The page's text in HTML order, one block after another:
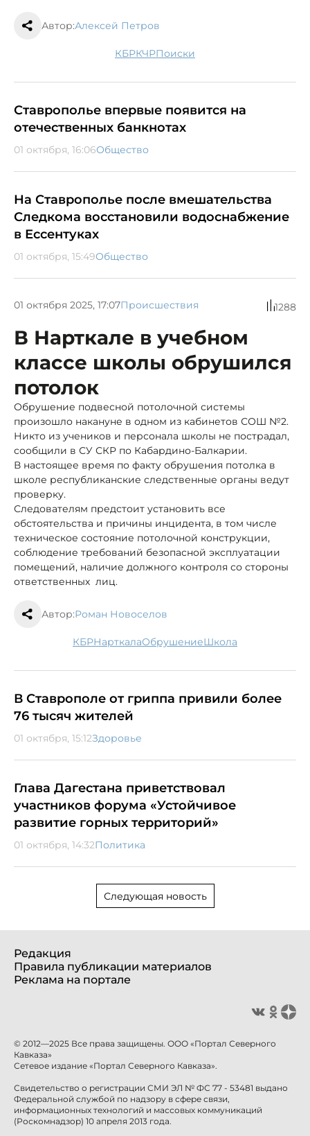
Автор:Алексей Петров
КБР КЧР поиски
Ставрополье впервые появится на
отечественных банкнотах
01 октября, 16:06Общество
На Ставрополье после вмешательства
Следкома восстановили водоснабжение
в Ессентуках
01 октября, 15:49Общество
01 октября 2025, 17:07Происшествия 1288
В Нарткале в учебном
классе школы обрушился
потолок
Обрушение подвесной потолочной системы
произошло накануне в одном из кабинетов СОШ №2.
Никто из учеников и персонала школы не пострадал,
сообщили в СУ СКР по Кабардино-Балкарии.
В настоящее время по факту обрушения потолка в
школе республиканские следственные органы ведут
проверку.
Следователям предстоит установить все
обстоятельства и причины инцидента, в том числе
техническое состояние потолочной конструкции,
соблюдение требований безопасной эксплуатации
помещений, наличие должного контроля со стороны
ответственных лиц.
Автор:Роман Новоселов
КБР Нарткала обрушение школа
В Ставрополе от гриппа привили более
76 тысяч жителей
01 октября, 15:12Здоровье
Глава Дагестана приветствовал
участников форума «Устойчивое
развитие горных территорий»
01 октября, 14:32Политика
Следующая новость
Редакция
Правила публикации материалов
Реклама на портале
© 2012—2025 Все права защищены. ООО «Портал Северного
Кавказа»
Сетевое издание «Портал Северного Кавказа».
Свидетельство о регистрации СМИ ЭЛ № ФС 77 - 53481 выдано
Федеральной службой по надзору в сфере связи,
информационных технологий и массовых коммуникаций
(Роскомнадзор) 10 апреля 2013 года.